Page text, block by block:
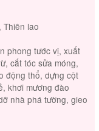
Thiên lao
phong tước vị, xuất
cắt tóc sửa móng,
động thổ, dựng cột
khơi mương đào
nhà phá tường, gieo